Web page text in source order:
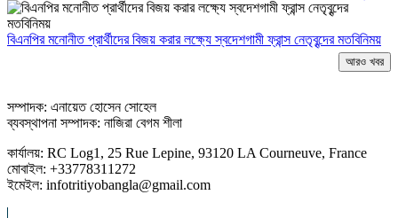
বিএনপির মনোনীত প্রার্থীদের বিজয় করার লক্ষ্যে স্বদেশগামী ফ্রান্স নেতৃবৃন্দের মতবিনিময়
আরও খবর
সম্পাদক: এনায়েত হোসেন সোহেল
ব্যবস্থাপনা সম্পাদক: নাজিরা বেগম শীলা
কার্যালয়: RC Log1, 25 Rue Lepine, 93120 LA Courneuve, France
মোবাইল: +33778311272
ইমেইল: infotritiyobangla@gmail.com